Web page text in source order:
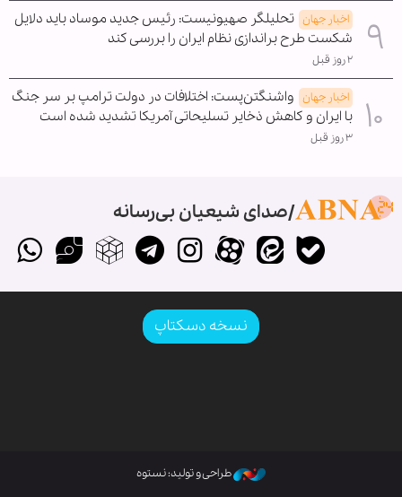
اخبار جهان تحلیلگر صهیونیست: رئیس جدید موساد باید دلایل
شکست طرح براندازی نظام ایران را بررسی کند
۲ روز قبل
اخبار جهان واشنگتن‌پست: اختلافات در دولت ترامپ بر سر جنگ
با ایران و کاهش ذخایر تسلیحاتی آمریکا تشدید شده است
۳ روز قبل
صدای شیعیان بی‌رسانه
نسخه دسکتاپ
طراحی و تولید: نستوه